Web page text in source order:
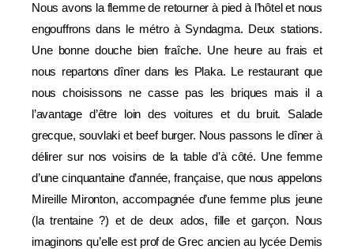
Nous avons la flemme de retourner à pied à l’hôtel et nous
engouffrons dans le métro à Syndagma. Deux stations.
Une bonne douche bien fraîche. Une heure au frais et
nous repartons dîner dans les Plaka. Le restaurant que
nous choisissons ne casse pas les briques mais il a
l’avantage d’être loin des voitures et du bruit. Salade
grecque, souvlaki et beef burger. Nous passons le dîner à
délirer sur nos voisins de la table d’à côté. Une femme
d’une cinquantaine d’année, française, que nous appelons
Mireille Mironton, accompagnée d’une femme plus jeune
(la trentaine ?) et de deux ados, fille et garçon. Nous
imaginons qu’elle est prof de Grec ancien au lycée Demis